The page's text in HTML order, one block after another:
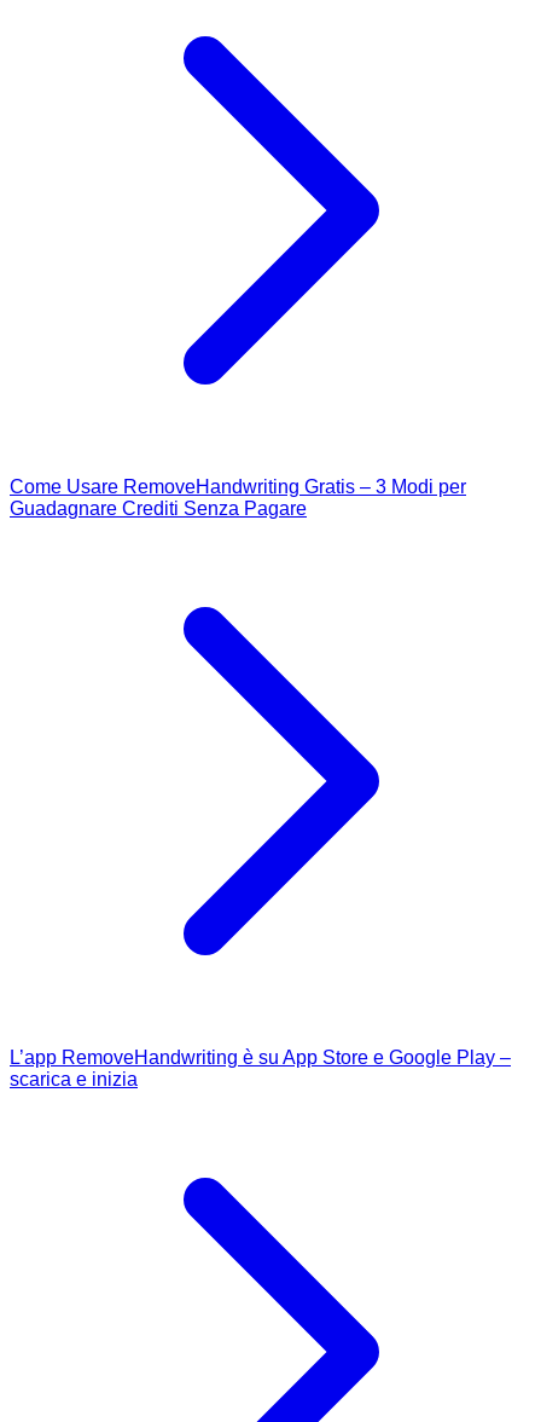
Come Usare RemoveHandwriting Gratis – 3 Modi per
Guadagnare Crediti Senza Pagare
L’app RemoveHandwriting è su App Store e Google Play –
scarica e inizia